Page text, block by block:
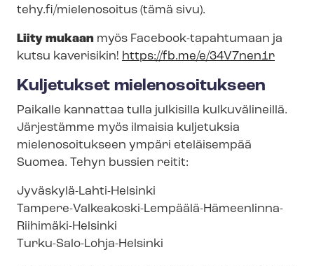
tehy.fi/mielenosoitus (tämä sivu).
Liity mukaan myös Facebook-​tapahtumaan ja
kutsu kaverisikin! https://fb.me/e/34V7nen1r
Kuljetukset mielenosoitukseen
Paikalle kannattaa tulla julkisilla kulkuvälineillä.
Järjestämme myös ilmaisia kuljetuksia
mielenosoitukseen ympäri eteläisempää
Suomea. Tehyn bussien reitit:
Jyväskylä-​Lahti-Helsinki
Tampere-​Valkeakoski-Lempäälä-Hämeenlinna-
Riihimäki-Helsinki
Turku-​Salo-Lohja-Helsinki